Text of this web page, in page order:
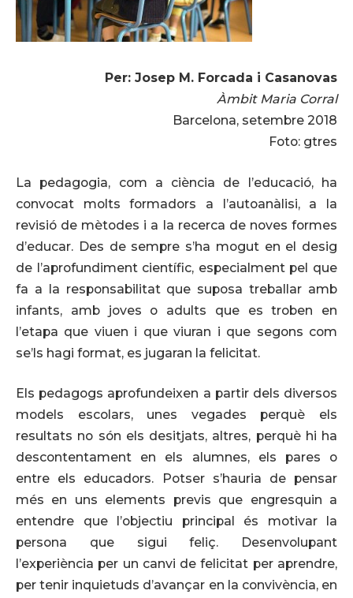
Per: Josep M. Forcada i Casanovas
Àmbit Maria Corral
Barcelona, setembre 2018
Foto: gtres
La pedagogia, com a ciència de l’educació, ha
convocat molts formadors a l’autoanàlisi, a la
revisió de mètodes i a la recerca de noves formes
d’educar. Des de sempre s’ha mogut en el desig
de l’aprofundiment científic, especialment pel que
fa a la responsabilitat que suposa treballar amb
infants, amb joves o adults que es troben en
l’etapa que viuen i que viuran i que segons com
se’ls hagi format, es jugaran la felicitat.
Els pedagogs aprofundeixen a partir dels diversos
models escolars, unes vegades perquè els
resultats no són els desitjats, altres, perquè hi ha
descontentament en els alumnes, els pares o
entre els educadors. Potser s’hauria de pensar
més en uns elements previs que engresquin a
entendre que l’objectiu principal és motivar la
persona que sigui feliç. Desenvolupant
l’experiència per un canvi de felicitat per aprendre,
per tenir inquietuds d’avançar en la convivència, en